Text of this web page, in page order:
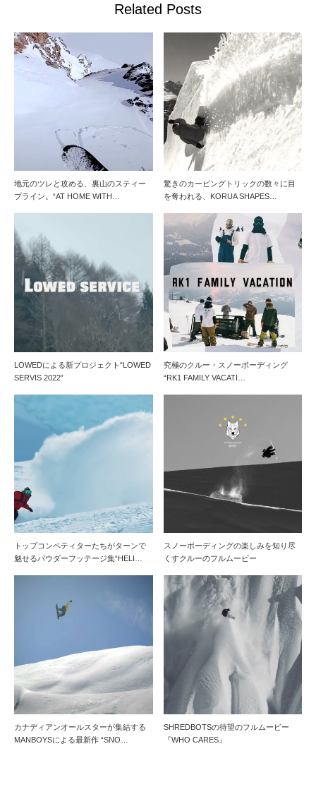
Related Posts
地元のツレと攻める、裏山のスティー
プライン。“AT HOME WITH…
驚きのカービングトリックの数々に目
を奪われる、KORUA SHAPES…
LOWEDによる新プロジェクト“LOWED
SERVIS 2022”
究極のクルー・スノーボーディング
“RK1 FAMILY VACATI…
トップコンペティターたちがターンで
魅せるパウダーフッテージ集“HELI…
スノーボーディングの楽しみを知り尽
くすクルーのフルムービー
カナディアンオールスターが集結する
MANBOYSによる最新作 “SNO…
SHREDBOTSの待望のフルムービー
『WHO CARES』